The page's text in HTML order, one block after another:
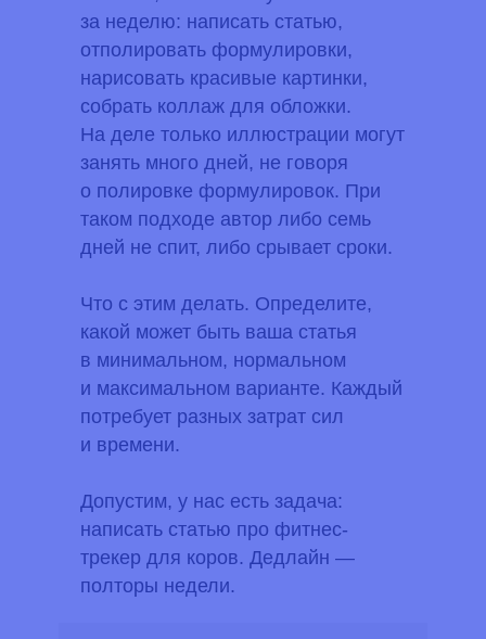
за неделю: написать статью,
отполировать формулировки,
нарисовать красивые картинки,
собрать коллаж для обложки.
На деле только иллюстрации могут
занять много дней, не говоря
о полировке формулировок. При
таком подходе автор либо семь
дней не спит, либо срывает сроки.
Что с этим делать. Определите,
какой может быть ваша статья
в минимальном, нормальном
и максимальном варианте. Каждый
потребует разных затрат сил
и времени.
Допустим, у нас есть задача:
написать статью про фитнес-
трекер для коров. Дедлайн —
полторы недели.